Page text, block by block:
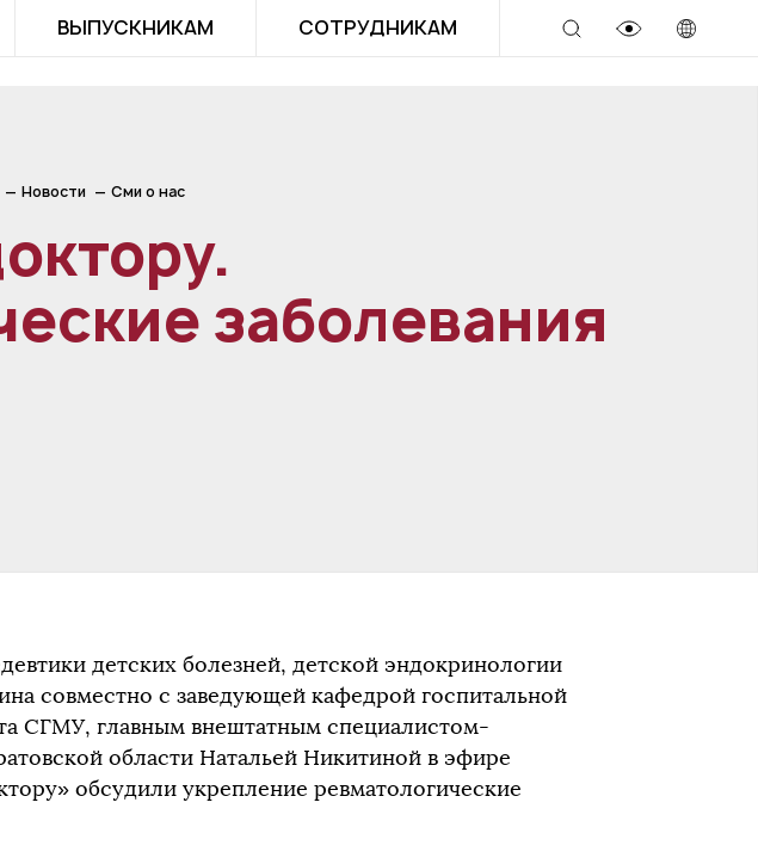
ВЫПУСКНИКАМ СОТРУДНИКАМ
Новости Сми о нас
заболевания
детских болезней, детской эндокринологии
совместно с заведующей кафедрой госпитальной
СГМУ, главным внештатным специалистом-
области Натальей Никитиной в эфире
обсудили укрепление ревматологические